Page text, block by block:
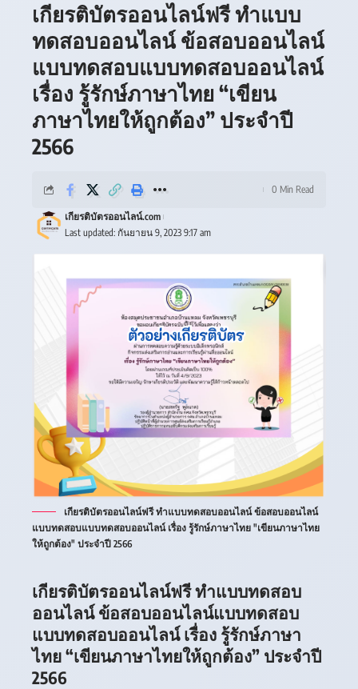
เกียรติบัตรออนไลน์ฟรี ทำแบบ
ทดสอบออนไลน์ ข้อสอบออนไลน์
แบบทดสอบแบบทดสอบออนไลน์
เรื่อง รู้รักษ์ภาษาไทย “เขียน
ภาษาไทยให้ถูกต้อง” ประจำปี
2566
Last updated: กันยายน 9, 2023 9:17 am
เกียรติบัตรออนไลน์.com
0 Min Read
เกียรติบัตรออนไลน์ฟรี ทำแบบทดสอบออนไลน์ ข้อสอบออนไลน์
แบบทดสอบแบบทดสอบออนไลน์ เรื่อง รู้รักษ์ภาษาไทย "เขียนภาษาไทย
ให้ถูกต้อง" ประจำปี 2566
เกียรติบัตรออนไลน์ฟรี ทำแบบทดสอบ
ออนไลน์ ข้อสอบออนไลน์แบบทดสอบ
แบบทดสอบออนไลน์ เรื่อง รู้รักษ์ภาษา
ไทย “เขียนภาษาไทยให้ถูกต้อง” ประจำปี
2566